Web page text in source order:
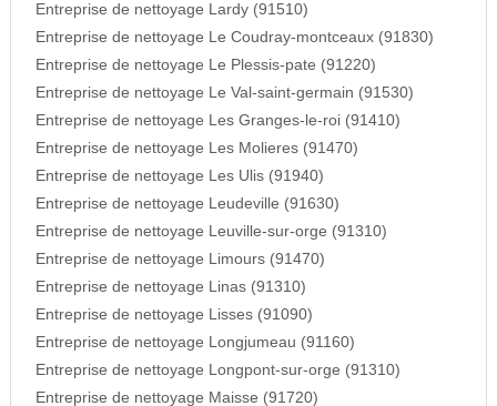
Entreprise de nettoyage Lardy (91510)
Entreprise de nettoyage Le Coudray-montceaux (91830)
Entreprise de nettoyage Le Plessis-pate (91220)
Entreprise de nettoyage Le Val-saint-germain (91530)
Entreprise de nettoyage Les Granges-le-roi (91410)
Entreprise de nettoyage Les Molieres (91470)
Entreprise de nettoyage Les Ulis (91940)
Entreprise de nettoyage Leudeville (91630)
Entreprise de nettoyage Leuville-sur-orge (91310)
Entreprise de nettoyage Limours (91470)
Entreprise de nettoyage Linas (91310)
Entreprise de nettoyage Lisses (91090)
Entreprise de nettoyage Longjumeau (91160)
Entreprise de nettoyage Longpont-sur-orge (91310)
Entreprise de nettoyage Maisse (91720)